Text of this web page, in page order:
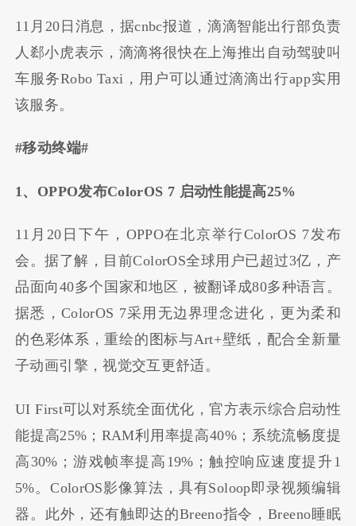
11月20日消息，据cnbc报道，滴滴智能出行部负责
人郄小虎表示，滴滴将很快在上海推出自动驾驶叫
车服务Robo Taxi，用户可以通过滴滴出行app实用
该服务。
#移动终端#
1、OPPO发布ColorOS 7 启动性能提高25%
11月20日下午，OPPO在北京举行ColorOS 7发布
会。据了解，目前ColorOS全球用户已超过3亿，产
品面向40多个国家和地区，被翻译成80多种语言。
据悉，ColorOS 7采用无边界理念进化，更为柔和
的色彩体系，重绘的图标与Art+壁纸，配合全新量
子动画引擎，视觉交互更舒适。
UI First可以对系统全面优化，官方表示综合启动性
能提高25%；RAM利用率提高40%；系统流畅度提
高30%；游戏帧率提高19%；触控响应速度提升1
5%。ColorOS影像算法，具有Soloop即录视频编辑
器。此外，还有触即达的Breeno指令，Breeno睡眠